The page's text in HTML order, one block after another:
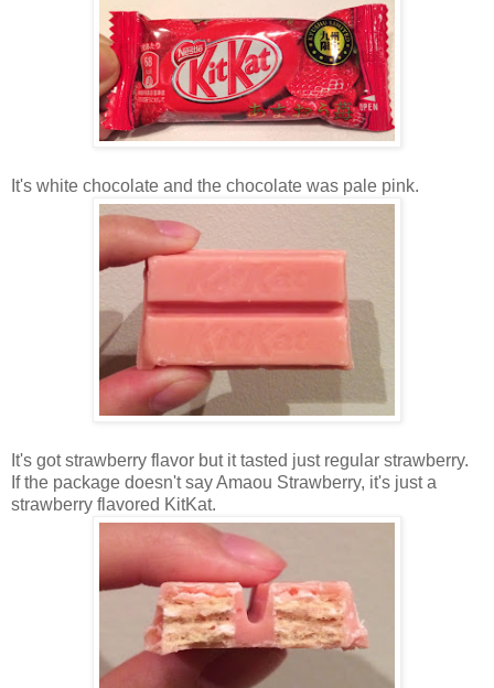
It's white chocolate and the chocolate was pale pink.
It's got strawberry flavor but it tasted just regular strawberry.
If the package doesn't say Amaou Strawberry, it's just a
strawberry flavored KitKat.